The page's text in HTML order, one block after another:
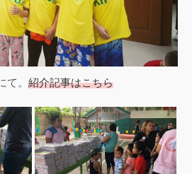
。 紹介記事はこちら